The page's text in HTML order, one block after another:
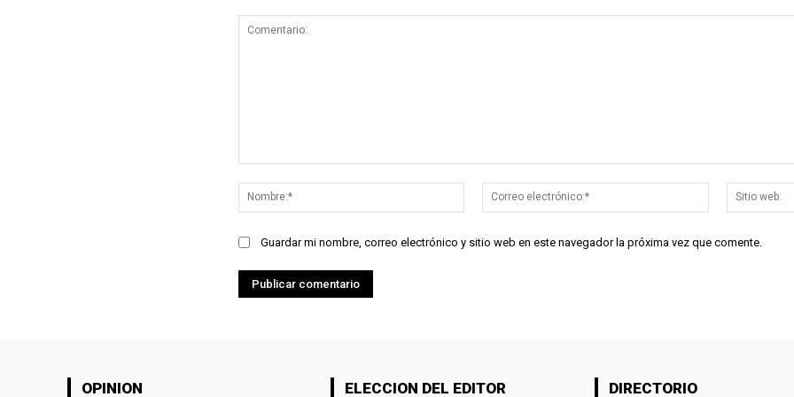
Nombre:*
Correo
electrónico:*
Guardar mi nombre, correo electrónico y sitio web en este navegador la próxima vez que comente.
OPINION ELECCION DEL EDITOR DIRECTORIO